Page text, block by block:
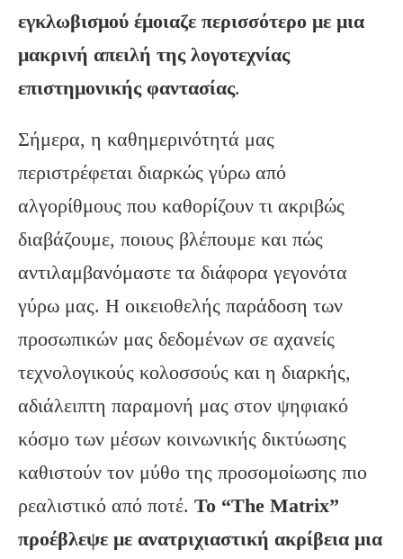
εγκλωβισμού έμοιαζε περισσότερο με μια
μακρινή απειλή της λογοτεχνίας
επιστημονικής φαντασίας.
Σήμερα, η καθημερινότητά μας
περιστρέφεται διαρκώς γύρω από
αλγορίθμους που καθορίζουν τι ακριβώς
διαβάζουμε, ποιους βλέπουμε και πώς
αντιλαμβανόμαστε τα διάφορα γεγονότα
γύρω μας. Η οικειοθελής παράδοση των
προσωπικών μας δεδομένων σε αχανείς
τεχνολογικούς κολοσσούς και η διαρκής,
αδιάλειπτη παραμονή μας στον ψηφιακό
κόσμο των μέσων κοινωνικής δικτύωσης
καθιστούν τον μύθο της προσομοίωσης πιο
ρεαλιστικό από ποτέ. Το “The Matrix”
προέβλεψε με ανατριχιαστική ακρίβεια μια